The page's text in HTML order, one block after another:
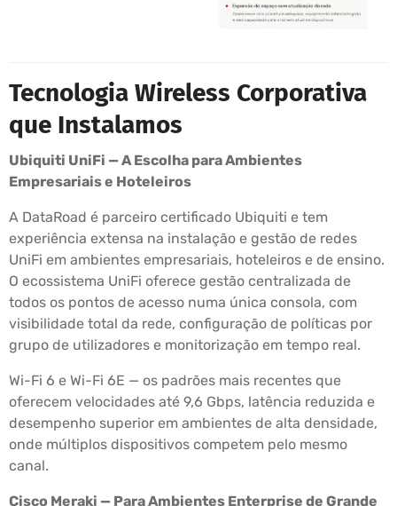
Tecnologia Wireless Corporativa
que Instalamos
Ubiquiti UniFi — A Escolha para Ambientes
Empresariais e Hoteleiros
A DataRoad é parceiro certificado Ubiquiti e tem
experiência extensa na instalação e gestão de redes
UniFi em ambientes empresariais, hoteleiros e de ensino.
O ecossistema UniFi oferece gestão centralizada de
todos os pontos de acesso numa única consola, com
visibilidade total da rede, configuração de políticas por
grupo de utilizadores e monitorização em tempo real.
Wi-Fi 6 e Wi-Fi 6E — os padrões mais recentes que
oferecem velocidades até 9,6 Gbps, latência reduzida e
desempenho superior em ambientes de alta densidade,
onde múltiplos dispositivos competem pelo mesmo
canal.
Cisco Meraki — Para Ambientes Enterprise de Grande